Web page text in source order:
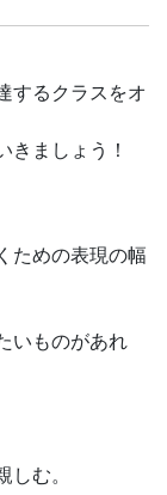
絵のアイディ
学校では教えて
す。
するクラスをオ
ましょう！
ための表現の幅
いものがあれ
む。